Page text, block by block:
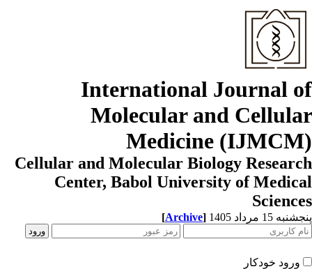
International Journal
Molecular and
Medicine
Cellular and Molecular Biology
Center, Babol University of
15 مرداد 1405 [Archive]
ورود خودکار